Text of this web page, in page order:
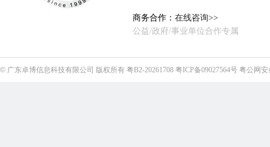
商务合作： 在线咨询>>
公益/政府/事业单位合作专属
© 广东卓博信息科技有限公司 版权所有 粤B2-20261708 粤ICP备09027564号 粤公网安